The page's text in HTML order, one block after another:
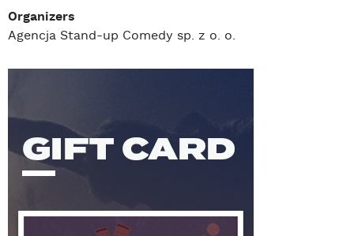
Organizers
Agencja Stand-up Comedy sp. z o. o.